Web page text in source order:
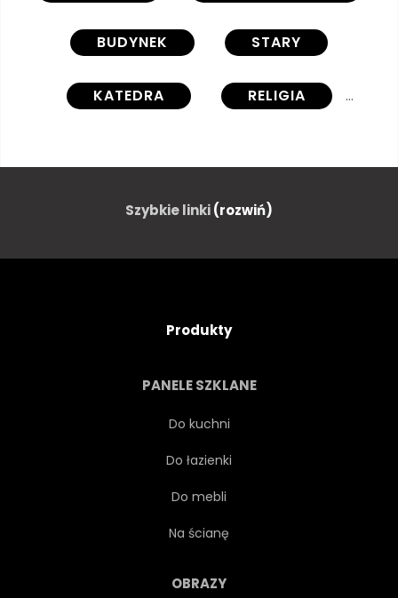
BUDYNEK STARY
KATEDRA RELIGIA
GRÓD PODRÓŻ
KLASZTOR WIEŻA
TOURISMUS
Szybkie linki(rozwiń)
Produkty
PANELE SZKLANE
Do kuchni
Do łazienki
Do mebli
Na ścianę
OBRAZY